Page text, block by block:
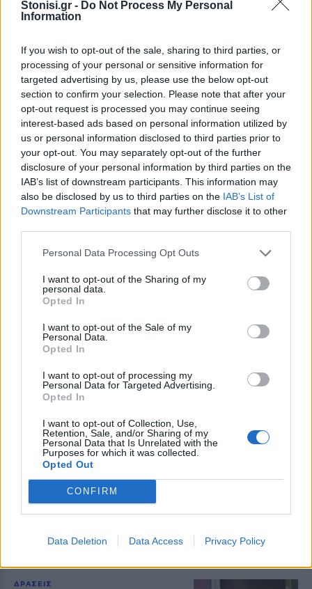
Stonisi.gr - Do Not Process My Personal
Information
If you wish to opt-out of the sale, sharing to third parties, or
processing of your personal or sensitive information for
targeted advertising by us, please use the below opt-out
section to confirm your selection. Please note that after your
opt-out request is processed you may continue seeing
interest-based ads based on personal information utilized by
us or personal information disclosed to third parties prior to
your opt-out. You may separately opt-out of the further
disclosure of your personal information by third parties on the
IAB’s list of downstream participants. This information may
also be disclosed by us to third parties on the IAB’s List of
Downstream Participants that may further disclose it to other
Personal Data Processing Opt Outs
I want to opt-out of the Sharing of my
personal data.
Opted In
I want to opt-out of the Sale of my
Personal Data.
Opted In
I want to opt-out of processing my
Personal Data for Targeted Advertising.
Opted In
I want to opt-out of Collection, Use,
Retention, Sale, and/or Sharing of my
Personal Data that Is Unrelated with the
Purposes for which it was collected.
Opted Out
CONFIRM
Data Deletion Data Access Privacy Policy
έχει σημασία είναι να σταθμίσουμε και να
προκύψει. Επί του παρόντος όμως, ένα είναι
βέβαιο: ότι δεν μπορεί να χορηγείται άσυλο σε
έναν Σύριο πολίτη πλέον, όταν αυτός επικαλείται
διωγμό, δίωξη από το καθεστώς Άσαντ, τη στιγμή
που το καθεστώς Άσαντ έχει πάψει να υπάρχει.
Αυτό είναι το μόνο βέβαιο».
Δείτε περισσότερα άρθρα μας στα αποτελέσματα
αναζήτησης
ΣΤΗΝ ΙΔΙΑ ΚΑΤΗΓΟΡΙΑ
Οι γεύσεις της Στύψης ταξίδεψαν
μέχρι το Σίγρι
Παραδοσιακά προϊόντα της
Οικοτεχνίας «Α.Ο. – Το Στυψανό»,
με βάση το βιολογικό ελαιόλαδο
Αδραμυτιανής ποικιλίας,
παρουσιάστηκαν στο Μουσείο
Δάσους
ΔΡΑΣΕΙΣ
Η Νυφίδα αφηγήθηκε τον δικό
της μύθο
Δίπλα στη θάλασσα
πολιτιστική ταυτότητα της
περιοχής
ΔΡΑΣΕΙΣ